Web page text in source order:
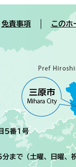
免責事項 このホ
5番1号
まで（土曜、日曜、